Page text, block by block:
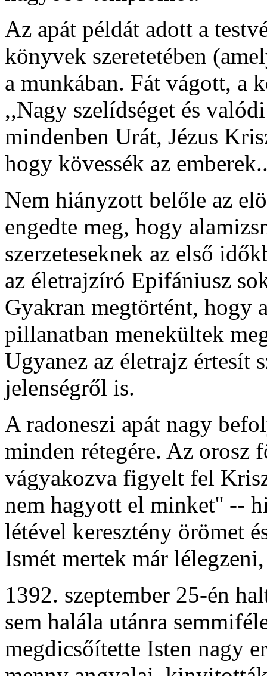
Az apát példát adott a
könyvek szeretetében
a munkában. Fát vágott, a
,,Nagy szelídséget és
mindenben Urát, Jézus
hogy kövessék az
Nem hiányzott belőle az
engedte meg, hogy
szerzeteseknek az első
az életrajzíró Epifániusz
Gyakran megtörtént, hogy
pillanatban menekültek
Ugyanez az életrajz értesít
jelenségről is.
A radoneszi apát nagy
minden rétegére. Az orosz
vágyakozva figyelt fel
nem hagyott el minket'' --
létével keresztény örömet
Ismét mertek már
1392. szeptember 25-én
sem halála utánra
megdicsőítette Isten nagy